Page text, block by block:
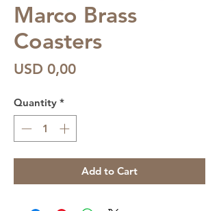
Marco Brass
Coasters
USD 0,00Price
Quantity *
Add to Cart